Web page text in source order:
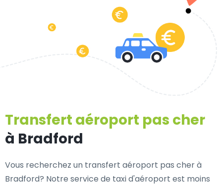
Transfert aéroport pas cher
à Bradford
Vous recherchez un transfert aéroport pas cher à
Bradford? Notre service de taxi d'aéroport est moins